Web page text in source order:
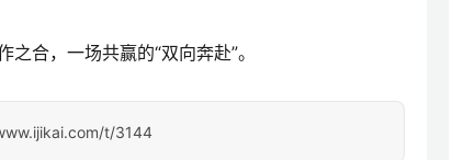
合，一场共赢的“双向奔赴”。
t/3144